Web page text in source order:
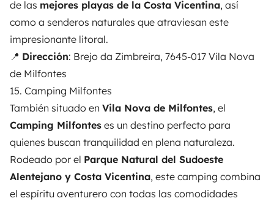
de las mejores playas de la Costa Vicentina, así
como a senderos naturales que atraviesan este
impresionante litoral.
📍 Dirección: Brejo da Zimbreira, 7645-017 Vila Nova
de Milfontes
15. Camping Milfontes
También situado en Vila Nova de Milfontes, el
Camping Milfontes es un destino perfecto para
quienes buscan tranquilidad en plena naturaleza.
Rodeado por el Parque Natural del Sudoeste
Alentejano y Costa Vicentina, este camping combina
el espíritu aventurero con todas las comodidades